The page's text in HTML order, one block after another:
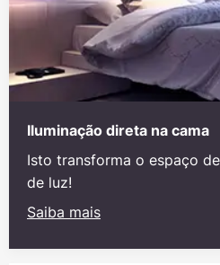
Iluminação direta na cama
Isto transforma o espaço
de luz!
Saiba mais